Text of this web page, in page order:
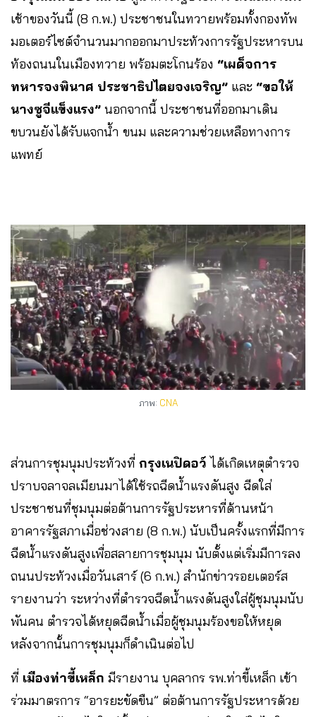
เช้าของวันนี้ (8 ก.พ.) ประชาชนในทวายพร้อมทั้งกองทัพ
มอเตอร์ไซต์จำนวนมากออกมาประท้วงการรัฐประหารบน
ท้องถนนในเมืองทวาย พร้อมตะโกนร้อง “เผด็จการ
ทหารจงพินาศ ประชาธิปไตยจงเจริญ” และ “ขอให้
นางซูจีแข็งแรง” นอกจากนี้ ประชาชนที่ออกมาเดิน
ขบวนยังได้รับแจกน้ำ ขนม และความช่วยเหลือทางการ
แพทย์
ภาพ: CNA
ส่วนการชุมนุมประท้วงที่ กรุงเนปิดอว์ ได้เกิดเหตุตำรวจ
ปราบจลาจลเมียนมาได้ใช้รถฉีดน้ำแรงดันสูง ฉีดใส่
ประชาชนที่ชุมนุมต่อต้านการรัฐประหารที่ด้านหน้า
อาคารรัฐสภาเมื่อช่วงสาย (8 ก.พ.) นับเป็นครั้งแรกที่มีการ
ฉีดน้ำแรงดันสูงเพื่อสลายการชุมนุม นับตั้งแต่เริ่มมีการลง
ถนนประท้วงเมื่อวันเสาร์ (6 ก.พ.) สำนักข่าวรอยเตอร์ส
รายงานว่า ระหว่างที่ตำรวจฉีดน้ำแรงดันสูงใส่ผู้ชุมนุมนับ
พันคน ตำรวจได้หยุดฉีดน้ำเมื่อผู้ชุมนุมร้องขอให้หยุด
หลังจากนั้นการชุมนุมก็ดำเนินต่อไป
ที่ เมืองท่าขี้เหล็ก มีรายงาน บุคลากร รพ.ท่าขี้เหล็ก เข้า
ร่วมมาตรการ “อารยะขัดขืน” ต่อต้านการรัฐประหารด้วย